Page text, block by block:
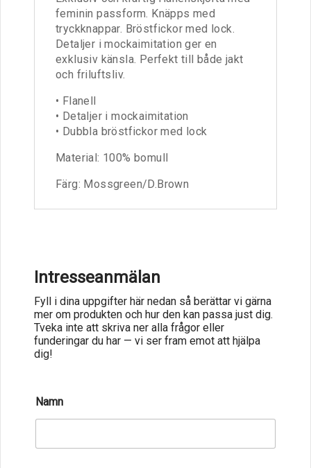
feminin passform. Knäpps med
tryckknappar. Bröstfickor med lock.
Detaljer i mockaimitation ger en
exklusiv känsla. Perfekt till både jakt
och friluftsliv.
• Flanell
• Detaljer i mockaimitation
• Dubbla bröstfickor med lock
Material: 100% bomull
Färg: Mossgreen/D.Brown
Intresseanmälan
Fyll i dina uppgifter här nedan så berättar vi gärna
mer om produkten och hur den kan passa just dig.
Tveka inte att skriva ner alla frågor eller
funderingar du har — vi ser fram emot att hjälpa
dig!
Namn